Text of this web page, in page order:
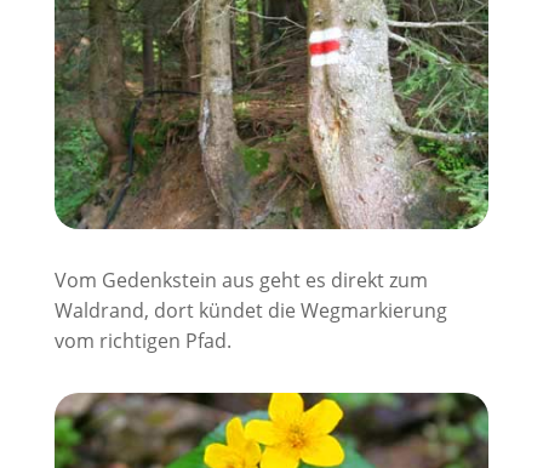
Vom Gedenkstein aus geht es direkt zum
Waldrand, dort kündet die Wegmarkierung
vom richtigen Pfad.